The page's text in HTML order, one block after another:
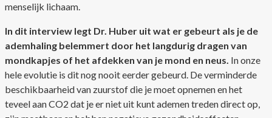
menselijk lichaam.
In dit interview legt Dr. Huber uit wat er gebeurt als je de
ademhaling belemmert door het langdurig dragen van
mondkapjes of het afdekken van je mond en neus. In onze
hele evolutie is dit nog nooit eerder gebeurd. De verminderde
beschikbaarheid van zuurstof die je moet opnemen en het
teveel aan CO2 dat je er niet uit kunt ademen treden direct op,